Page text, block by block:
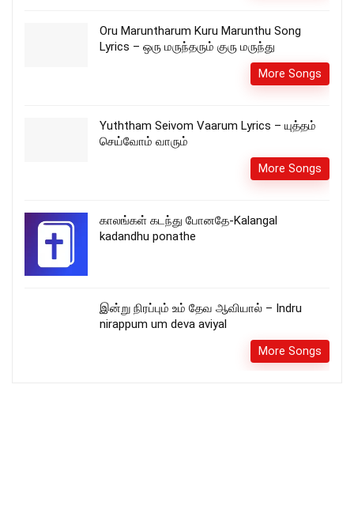
Oru Maruntharum Kuru Marunthu Song
Lyrics – ஒரு மருந்தரும் குரு மருந்து
More Songs
Yuththam Seivom Vaarum Lyrics – யுத்தம்
செய்வோம் வாரும்
More Songs
காலங்கள் கடந்து போனதே-Kalangal
kadandhu ponathe
இன்று நிரப்பும் உம் தேவ ஆவியால் – Indru
nirappum um deva aviyal
More Songs